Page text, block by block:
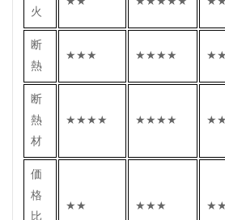
火
断
熱
★★★ ★★★★
断
熱
材
★★★★ ★★★★
価
格
比
★★ ★★★ ★★